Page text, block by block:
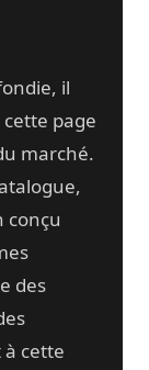
il
page
marché.
conçu
des
cette